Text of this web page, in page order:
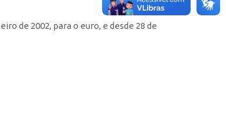
de 2002, para o euro, e desde 28 de